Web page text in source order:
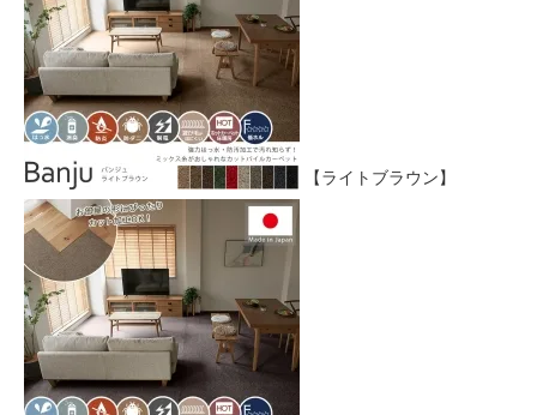
【ライトブラウン】